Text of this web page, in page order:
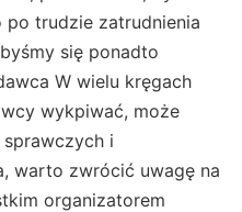
po trudzie zatrudnienia
się ponadto
W wielu kręgach
wykpiwać, może
sprawczych i
warto zwrócić uwagę na
organizatorem